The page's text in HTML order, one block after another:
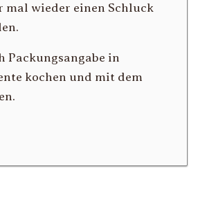
mal wieder einen Schluck
Packungsangabe in
kochen und mit dem